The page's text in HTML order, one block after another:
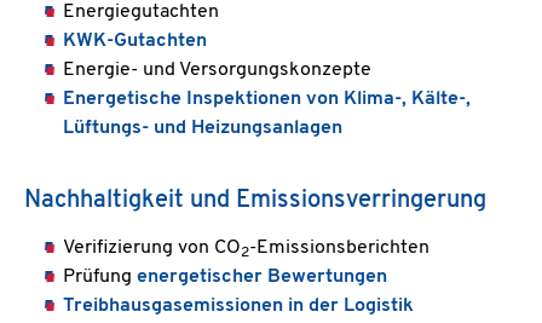
Energiegutachten
KWK-Gutachten
Energie- und Versorgungskonzepte
Energetische Inspektionen von Klima-, Kälte-,
Lüftungs- und Heizungsanlagen
Nachhaltigkeit und Emissionsverringerung
Verifizierung von CO2-Emissionsberichten
Prüfung energetischer Bewertungen
Treibhausgasemissionen in der Logistik